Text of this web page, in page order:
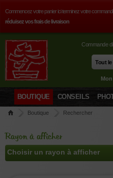
Commencez votre panier ici terminez votre
réduisez vos frais de livraison
Commande
BOUTIQUE CONSEILS
Boutique Rechercher
Rayon à afficher